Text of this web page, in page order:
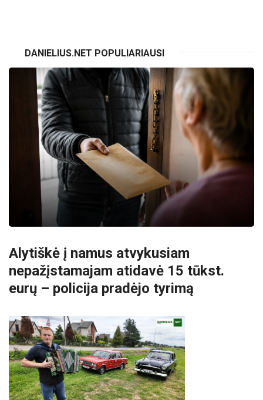
DANIELIUS.NET POPULIARIAUSI
Alytiškė į namus atvykusiam
nepažįstamajam atidavė 15 tūkst.
eurų – policija pradėjo tyrimą